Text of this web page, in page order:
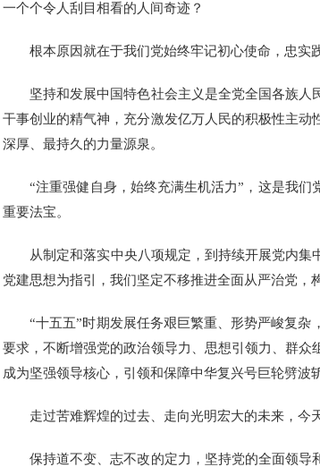
一个个令人刮目相看的人间奇迹？
根本原因就在于我们党始终牢记初心使命，忠实践
坚持和发展中国特色社会主义是全党全国各族人
干事创业的精气神，充分激发亿万人民的积极性主
深厚、最持久的力量源泉。
“注重强健自身，始终充满生机活力”，这是我们
重要法宝。
从制定和落实中央八项规定，到持续开展党内集
党建思想为指引，我们坚定不移推进全面从严治党，
“十五五”时期发展任务艰巨繁重、形势严峻复杂
要求，不断增强党的政治领导力、思想引领力、群
成为坚强领导核心，引领和保障中华复兴号巨轮劈波
走过苦难辉煌的过去、走向光明宏大的未来，今天
保持道不变、志不改的定力，坚持党的全面领导